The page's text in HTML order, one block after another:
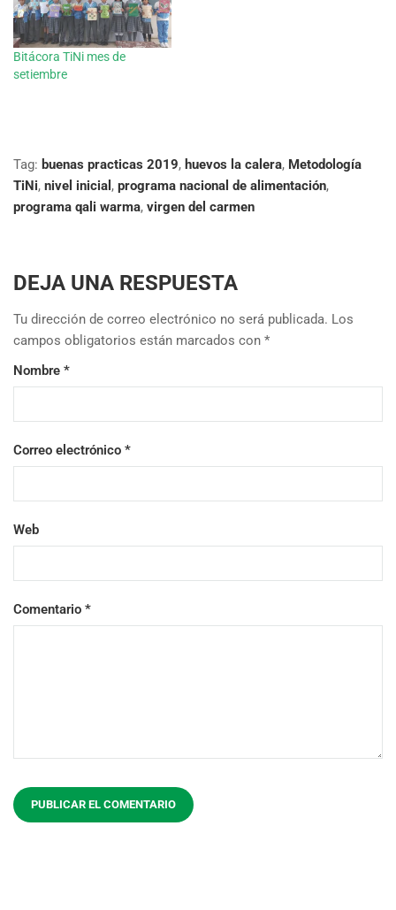
Bitácora TiNi mes de
setiembre
Tag: buenas practicas 2019, huevos la calera, Metodología
TiNi, nivel inicial , programa nacional de alimentación,
programa qali warma, virgen del carmen
DEJA UNA RESPUESTA
Tu dirección de correo electrónico no será publicada. Los
campos obligatorios están marcados con *
Nombre *
Correo electrónico *
Web
Comentario *